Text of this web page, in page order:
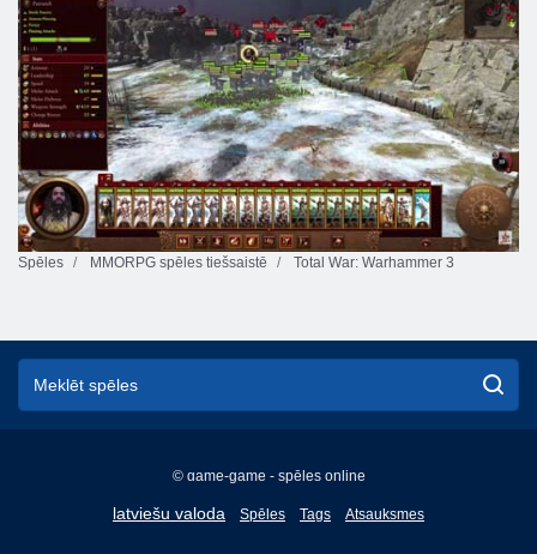
Spēles MMORPG spēles tiešsaistē Total War: Warhammer 3
© game-game - spēles online
latviešu valoda
English
Spēles Tags Atsauksmes